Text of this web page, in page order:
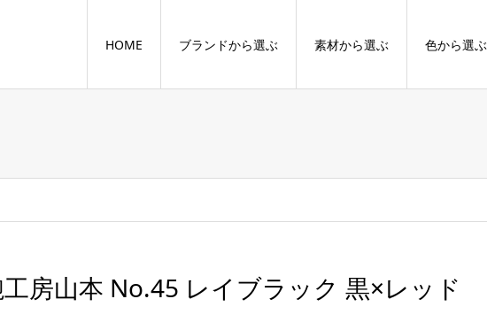
HOME ブランドから選ぶ 素材から選ぶ 色から選ぶ
房山本 No.45 レイブラック 黒×レッド